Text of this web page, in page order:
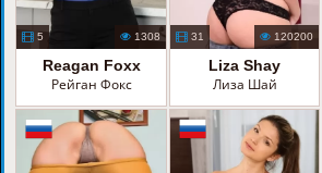
5 1308
Reagan Foxx
Рейган Фокс
31 120200
Liza Shay
Лиза Шай